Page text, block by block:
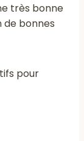
très bonne
de bonnes
pour